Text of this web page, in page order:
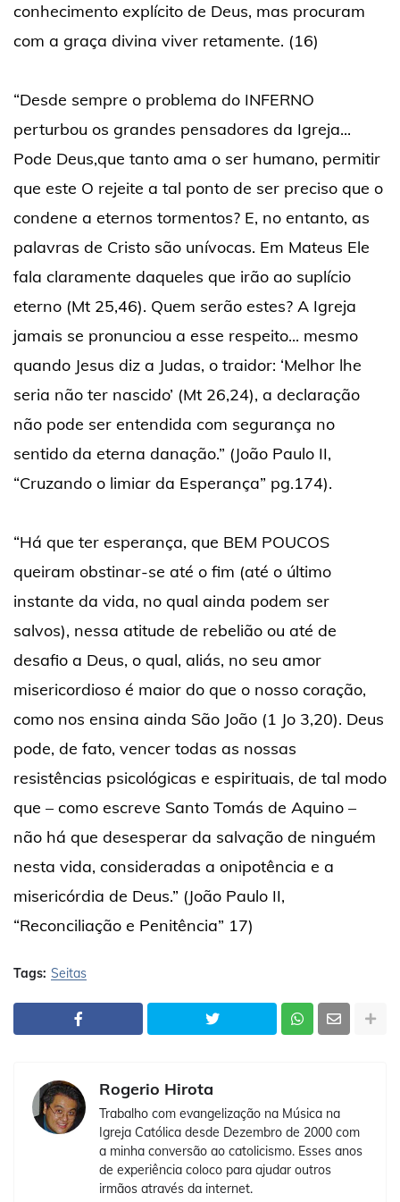
conhecimento explícito de Deus, mas procuram
com a graça divina viver retamente. (16)
“Desde sempre o problema do INFERNO
perturbou os grandes pensadores da Igreja...
Pode Deus,que tanto ama o ser humano, permitir
que este O rejeite a tal ponto de ser preciso que o
condene a eternos tormentos? E, no entanto, as
palavras de Cristo são unívocas. Em Mateus Ele
fala claramente daqueles que irão ao suplício
eterno (Mt 25,46). Quem serão estes? A Igreja
jamais se pronunciou a esse respeito... mesmo
quando Jesus diz a Judas, o traidor: ‘Melhor lhe
seria não ter nascido’ (Mt 26,24), a declaração
não pode ser entendida com segurança no
sentido da eterna danação.” (João Paulo II,
“Cruzando o limiar da Esperança” pg.174).
“Há que ter esperança, que BEM POUCOS
queiram obstinar-se até o fim (até o último
instante da vida, no qual ainda podem ser
salvos), nessa atitude de rebelião ou até de
desafio a Deus, o qual, aliás, no seu amor
misericordioso é maior do que o nosso coração,
como nos ensina ainda São João (1 Jo 3,20). Deus
pode, de fato, vencer todas as nossas
resistências psicológicas e espirituais, de tal modo
que – como escreve Santo Tomás de Aquino –
não há que desesperar da salvação de ninguém
nesta vida, consideradas a onipotência e a
misericórdia de Deus.” (João Paulo II,
“Reconciliação e Penitência” 17)
Tags: Seitas
Rogerio Hirota
Trabalho com evangelização na Música na
Igreja Católica desde Dezembro de 2000 com
a minha conversão ao catolicismo. Esses anos
de experiência coloco para ajudar outros
irmãos através da internet.